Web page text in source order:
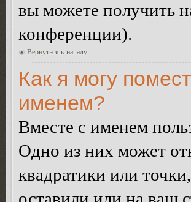
вы можете получить
конференции).
Вернуться к началу
Как я могу
именем?
Вместе с именем
Одно из них может
квадратики или